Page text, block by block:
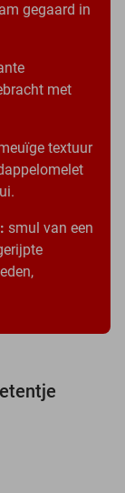
gegaard in
met
textuur
smul van een